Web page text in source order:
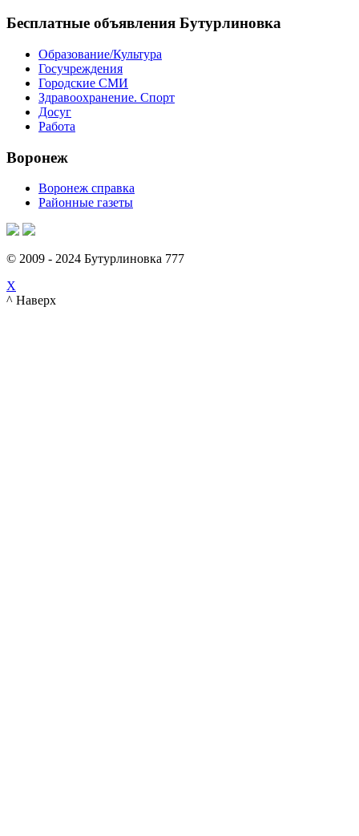
Бесплатные объявления Бутурлиновка
Образование/Культура
Госучреждения
Городские СМИ
Здравоохранение. Спорт
Досуг
Работа
Воронеж
Воронеж справка
Районные газеты
© 2009 - 2024 Бутурлиновка 777
X
^ Наверх